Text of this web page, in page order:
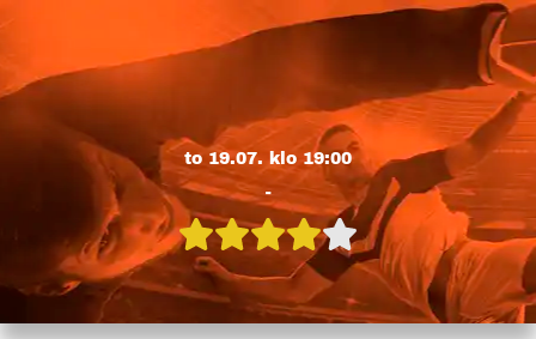
to 19.07. klo 19:00
-